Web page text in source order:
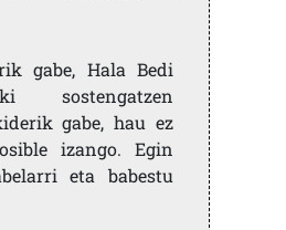
gabe, Hala Bedi
sostengatzen
gabe, hau ez
izango. Egin
eta babestu